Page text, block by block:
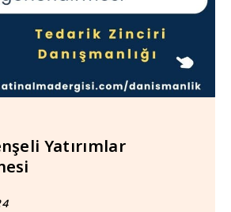
Yatırımlar